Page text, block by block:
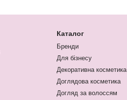
Каталог
Бренди
Для бізнесу
Декоративна косметика
Доглядова косметика
Догляд за волоссям